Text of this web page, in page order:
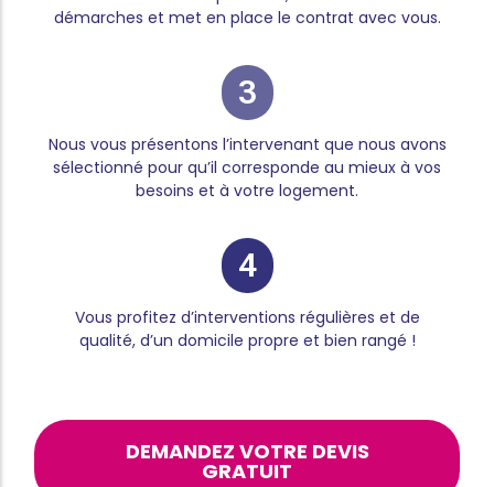
démarches et met en place le contrat avec vous.
3
Nous vous présentons l’intervenant que nous avons
sélectionné pour qu’il corresponde au mieux à vos
besoins et à votre logement.
4
Vous profitez d’interventions régulières et de
qualité, d’un domicile propre et bien rangé !
DEMANDEZ VOTRE DEVIS
GRATUIT